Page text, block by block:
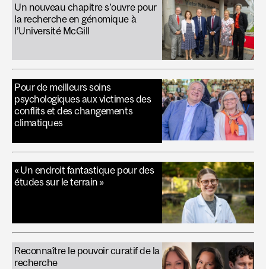
Un nouveau chapitre s’ouvre pour
la recherche en génomique à
l’Université McGill
Pour de meilleurs soins
psychologiques aux victimes des
conflits et des changements
climatiques
« Un endroit fantastique pour des
études sur le terrain »
Reconnaître le pouvoir curatif de la
recherche